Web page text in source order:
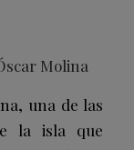
Molina
una de las
la isla que